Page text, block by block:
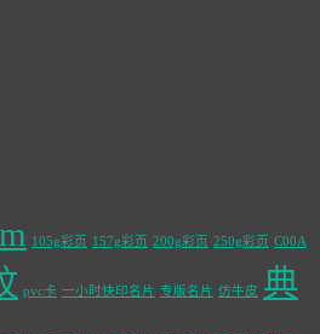
105g彩页 157g彩页 200g彩页 250g彩页 C00A
pvc卡 一小时快印名片 专版名片 仿牛皮 典